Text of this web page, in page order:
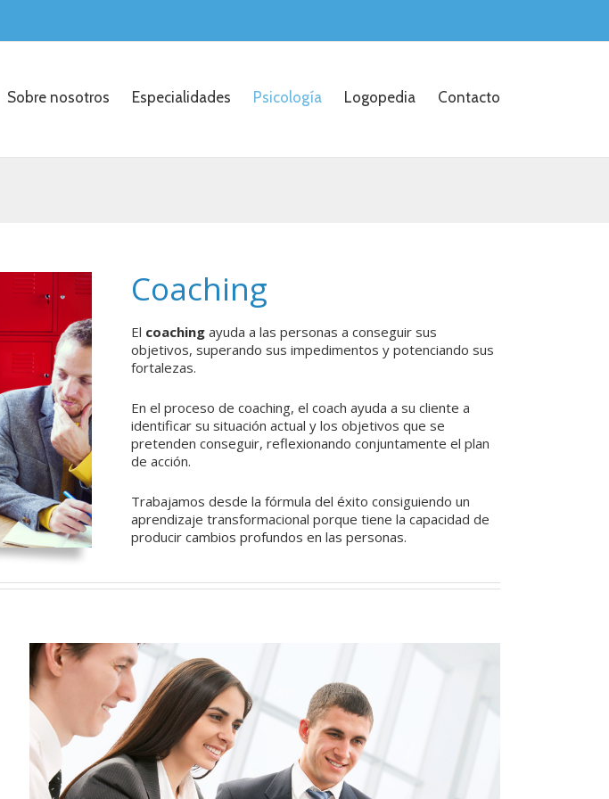
Sobre nosotros Especialidades Psicología Logopedia Contacto
Coaching
El coaching ayuda a las personas a conseguir sus
objetivos, superando sus impedimentos y potenciando sus
fortalezas.
En el proceso de coaching, el coach ayuda a su cliente a
identificar su situación actual y los objetivos que se
pretenden conseguir, reflexionando conjuntamente el plan
de acción.
Trabajamos desde la fórmula del éxito consiguiendo un
aprendizaje transformacional porque tiene la capacidad de
producir cambios profundos en las personas.